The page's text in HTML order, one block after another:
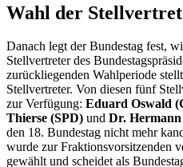
Wahl der
Danach legt der Bundestag fest,
Stellvertreter des
zurückliegenden Wahlperiode
Stellvertreter. Von diesen fünf
zur Verfügung: Eduard Oswald
Thierse (SPD) und Dr.
den 18. Bundestag nicht mehr
wurde zur Fraktionsvorsitzenden
gewählt und scheidet als